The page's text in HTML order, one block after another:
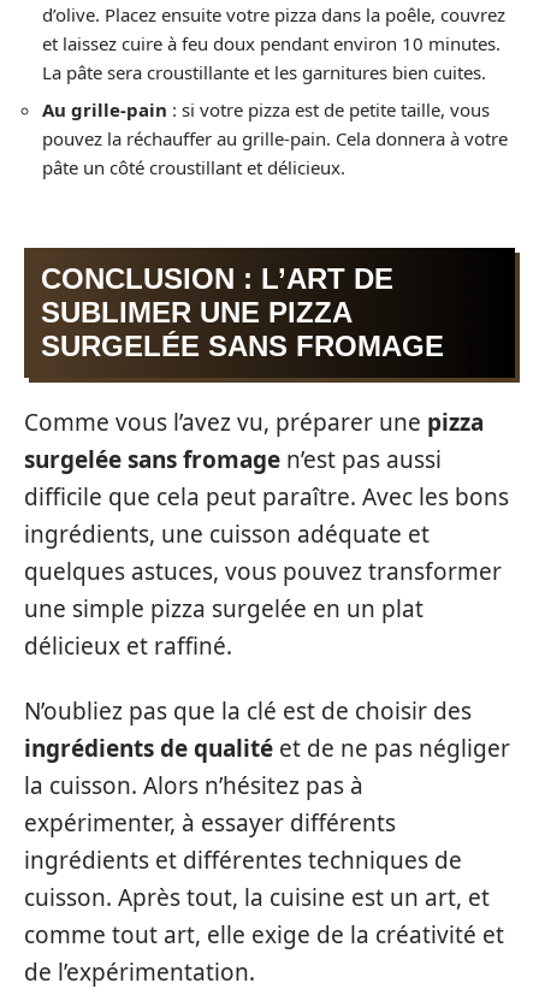
d’olive. Placez ensuite votre pizza dans la poêle, couvrez
et laissez cuire à feu doux pendant environ 10 minutes.
La pâte sera croustillante et les garnitures bien cuites.
Au grille-pain : si votre pizza est de petite taille, vous
pouvez la réchauffer au grille-pain. Cela donnera à votre
pâte un côté croustillant et délicieux.
CONCLUSION : L’ART DE
SUBLIMER UNE PIZZA
SURGELÉE SANS FROMAGE
Comme vous l’avez vu, préparer une pizza
surgelée sans fromage n’est pas aussi
difficile que cela peut paraître. Avec les bons
ingrédients, une cuisson adéquate et
quelques astuces, vous pouvez transformer
une simple pizza surgelée en un plat
délicieux et raffiné.
N’oubliez pas que la clé est de choisir des
ingrédients de qualité et de ne pas négliger
la cuisson. Alors n’hésitez pas à
expérimenter, à essayer différents
ingrédients et différentes techniques de
cuisson. Après tout, la cuisine est un art, et
comme tout art, elle exige de la créativité et
de l’expérimentation.